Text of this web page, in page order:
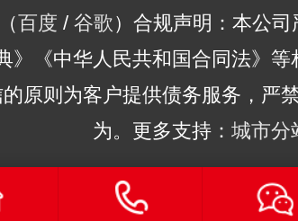
百度 / 谷歌）合规声明：本公
》《中华人民共和国合同法》
原则为客户提供债务服务，严
为。更多支持： 城市分